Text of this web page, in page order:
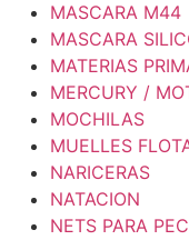
MASCARA M44
MASCARA
MATERIAS
MERCURY /
MOCHILAS
MUELLES
NARICERAS
NATACION
NETS PARA